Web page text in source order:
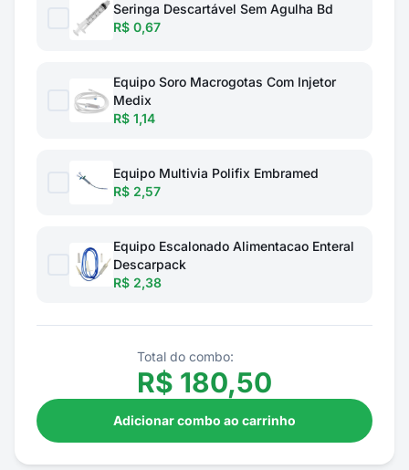
Seringa Descartável Sem Agulha Bd
R$ 0,67
Equipo Soro Macrogotas Com Injetor
Medix
R$ 1,14
Equipo Multivia Polifix Embramed
R$ 2,57
Equipo Escalonado Alimentacao Enteral
Descarpack
R$ 2,38
Total do combo:
R$ 180,50
Adicionar combo ao carrinho